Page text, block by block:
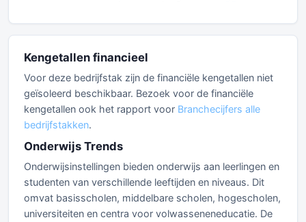
Kengetallen financieel
Voor deze bedrijfstak zijn de financiële kengetallen niet
geïsoleerd beschikbaar. Bezoek voor de financiële
kengetallen ook het rapport voor Branchecijfers alle
bedrijfstakken.
Onderwijs Trends
Onderwijsinstellingen bieden onderwijs aan leerlingen en
studenten van verschillende leeftijden en niveaus. Dit
omvat basisscholen, middelbare scholen, hogescholen,
universiteiten en centra voor volwasseneneducatie. De